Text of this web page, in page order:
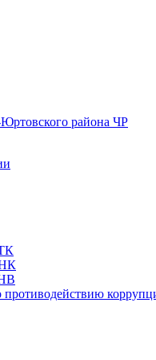
противодействию